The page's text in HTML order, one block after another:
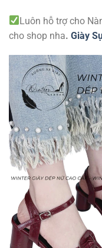
Luôn hỗ trợ cho
cho shop nha. Giày